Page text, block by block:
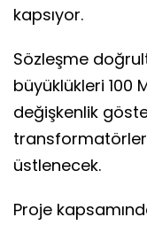
kapsıyor.
Sözleşme
büyüklükleri 100
değişkenlik
üstlenecek.
Proje